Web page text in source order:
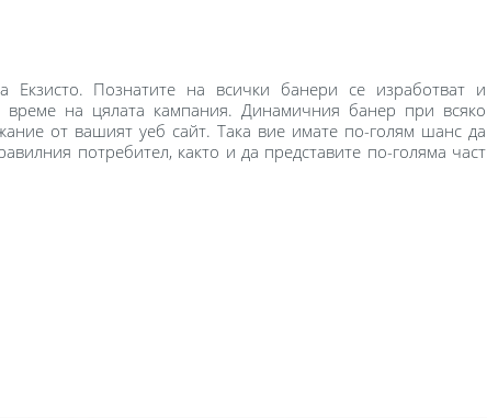
Екзисто. Познатите на всички банери се изработват и
на цялата кампания. Динамичния банер при всяко
от вашият уеб сайт. Така вие имате по-голям шанс да
потребител, както и да представите по-голяма част